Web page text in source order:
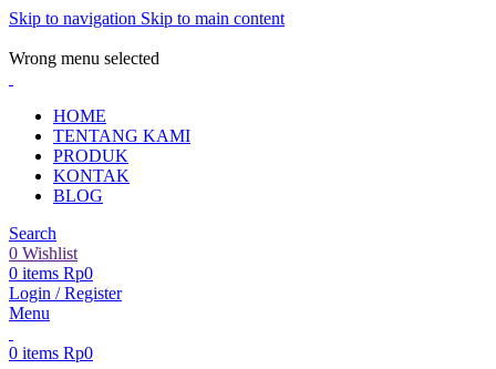
Skip to navigation Skip to main content
Wrong menu selected
HOME
TENTANG KAMI
PRODUK
KONTAK
BLOG
Search
0 Wishlist
0 items Rp0
Login / Register
Menu
0 items Rp0